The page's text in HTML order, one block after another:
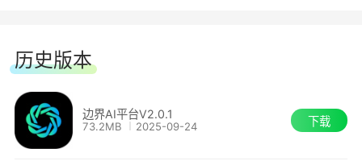
历史版本
边界AI平台V2.0.1
73.2MB 2025-09-24 下载